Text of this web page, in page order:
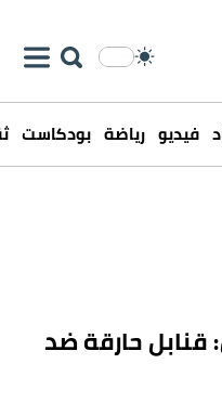
فيديو رياضة بودكاست
حارقة ضد